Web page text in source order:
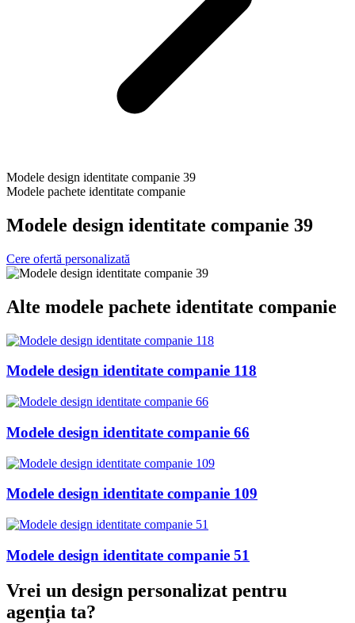
Modele design identitate companie 39
Modele pachete identitate companie
Modele design identitate companie 39
Cere ofertă personalizată
Alte modele pachete identitate companie
Modele design identitate companie 118
Modele design identitate companie 66
Modele design identitate companie 109
Modele design identitate companie 51
Vrei un design personalizat pentru
agenția ta?